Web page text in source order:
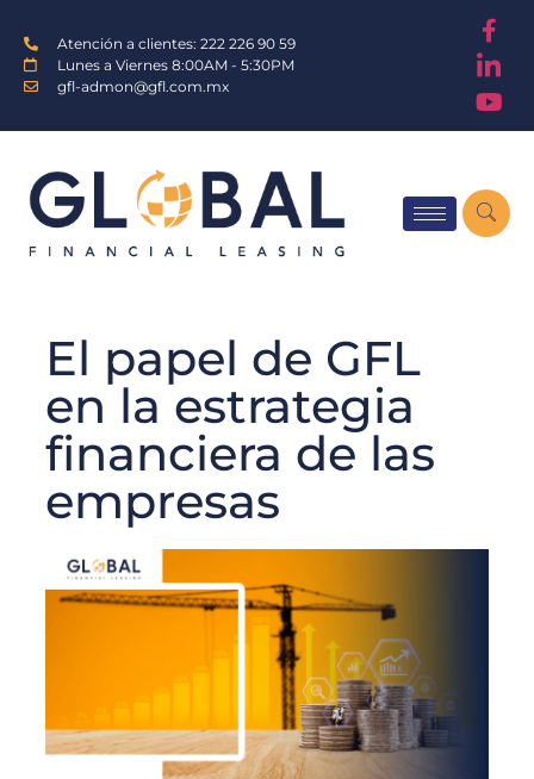
Atención a clientes: 222 226 90 59
Lunes a Viernes 8:00AM - 5:30PM
gfl-admon@gfl.com.mx
El papel de GFL
en la estrategia
financiera de las
empresas